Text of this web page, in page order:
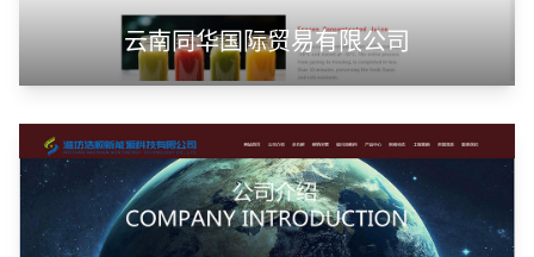
云南同华国际贸易有限公司